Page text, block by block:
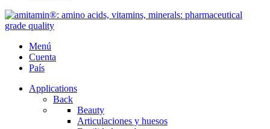
Menú
Cuenta
País
Applications
Back
Beauty
Articulaciones y huesos